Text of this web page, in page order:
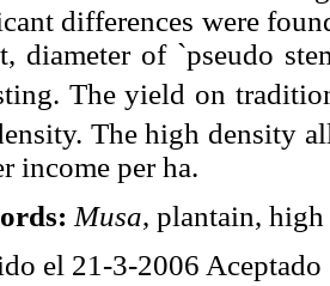
differences were
diameter of `pseudo
The yield on
The high density
income per ha.
Musa, plantain,
el 21-3-2006